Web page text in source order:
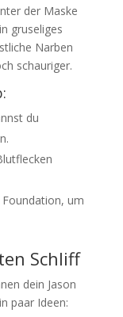
der Maske
gruseliges
Narben
schauriger.
du
um
Schliff
dein Jason
paar Ideen: